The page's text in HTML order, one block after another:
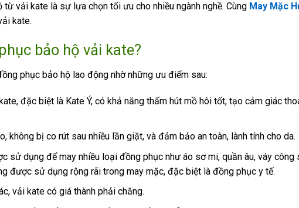
vải kate là sự lựa chọn tối ưu cho nhiều ngành nghề. Cùng May Mặc
kate.
bảo hộ vải kate?
phục bảo hộ lao động nhờ những ưu điểm sau:
đặc biệt là Kate Ý, có khả năng thấm hút mồ hôi tốt, tạo cảm giác
không bị co rút sau nhiều lần giặt, và đảm bảo an toàn, lành tính cho da.
sử dụng để may nhiều loại đồng phục như áo sơ mi, quần âu, váy công
được sử dụng rộng rãi trong may mặc, đặc biệt là đồng phục y tế.
vải kate có giá thành phải chăng.